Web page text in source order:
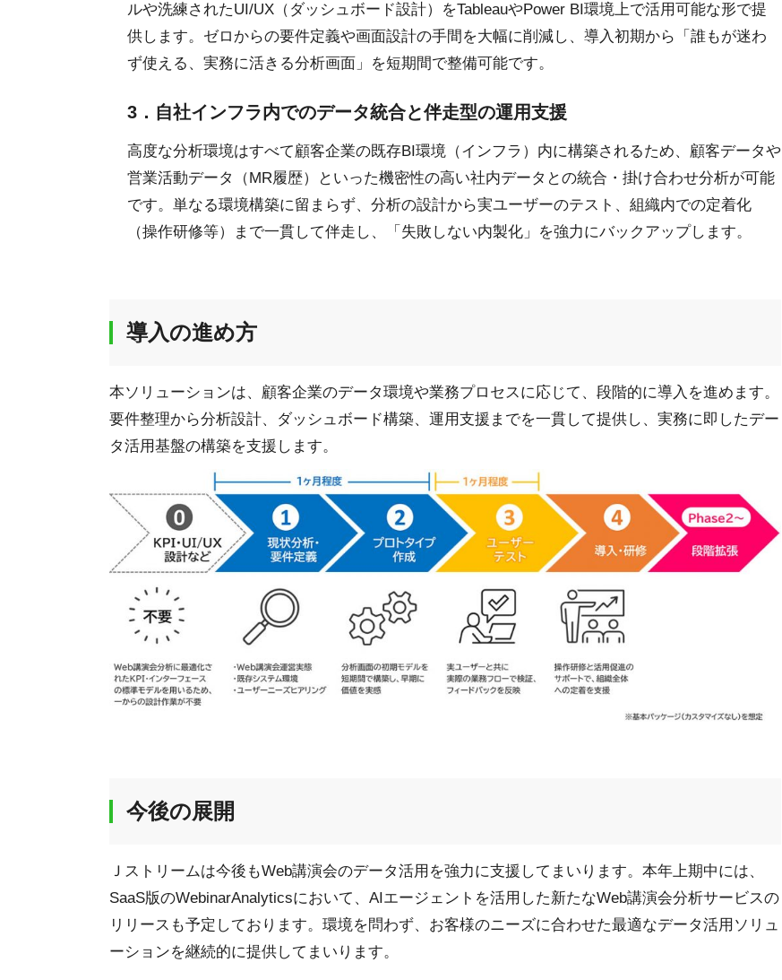
ルや洗練されたUI/UX（ダッシュボード設計）をTableauやPower BI環境上で活用可能な形で提
供します。ゼロからの要件定義や画面設計の手間を大幅に削減し、導入初期から「誰もが迷わ
ず使える、実務に活きる分析画面」を短期間で整備可能です。
3．自社インフラ内でのデータ統合と伴走型の運用支援
高度な分析環境はすべて顧客企業の既存BI環境（インフラ）内に構築されるため、顧客データや
営業活動データ（MR履歴）といった機密性の高い社内データとの統合・掛け合わせ分析が可能
です。単なる環境構築に留まらず、分析の設計から実ユーザーのテスト、組織内での定着化
（操作研修等）まで一貫して伴走し、「失敗しない内製化」を強力にバックアップします。
導入の進め方
本ソリューションは、顧客企業のデータ環境や業務プロセスに応じて、段階的に導入を進めます。
要件整理から分析設計、ダッシュボード構築、運用支援までを一貫して提供し、実務に即したデー
タ活用基盤の構築を支援します。
今後の展開
Ｊストリームは今後もWeb講演会のデータ活用を強力に支援してまいります。本年上期中には、
SaaS版のWebinarAnalyticsにおいて、AIエージェントを活用した新たなWeb講演会分析サービスの
リリースも予定しております。環境を問わず、お客様のニーズに合わせた最適なデータ活用ソリュ
ーションを継続的に提供してまいります。